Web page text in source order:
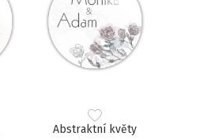
Abstraktní květy